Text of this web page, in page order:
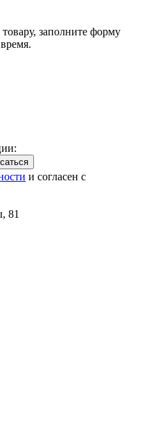
заполните форму
и согласен с
81